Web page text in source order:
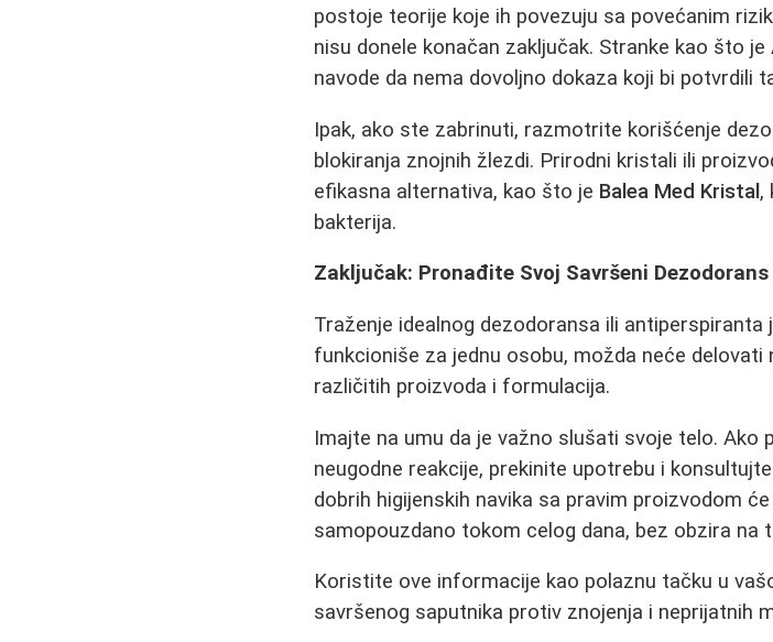
postoje teorije koje ih povezuju sa povećanim
nisu donele konačan zaključak. Stranke kao što
navode da nema dovoljno dokaza koji bi potvrdili
Ipak, ako ste zabrinuti, razmotrite korišćenje
blokiranja znojnih žlezdi. Prirodni kristali ili
efikasna alternativa, kao što je Balea Med Kristal ,
bakterija.
Zaključak: Pronađite Svoj Savršeni Dezodorans
Traženje idealnog dezodoransa ili
funkcioniše za jednu osobu, možda neće
različitih proizvoda i formulacija.
Imajte na umu da je važno slušati svoje telo. Ako
neugodne reakcije, prekinite upotrebu i
dobrih higijenskih navika sa pravim proizvodom
samopouzdano tokom celog dana, bez obzira na
Koristite ove informacije kao polaznu tačku u
savršenog saputnika protiv znojenja i neprijatnih